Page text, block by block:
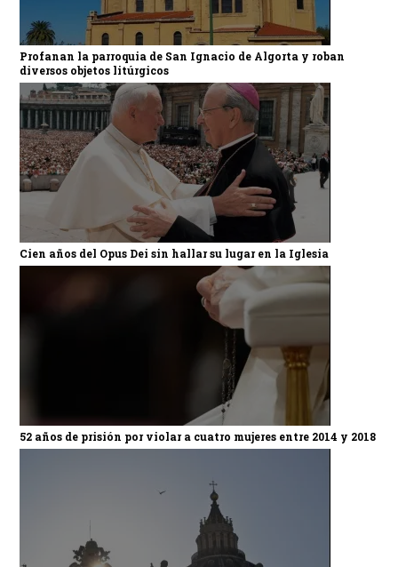
Profanan la parroquia de San Ignacio de Algorta y roban
diversos objetos litúrgicos
Cien años del Opus Dei sin hallar su lugar en la Iglesia
52 años de prisión por violar a cuatro mujeres entre 2014 y 2018